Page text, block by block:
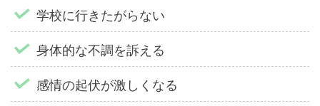
学校に行きたがらない
身体的な不調を訴える
感情の起伏が激しくなる